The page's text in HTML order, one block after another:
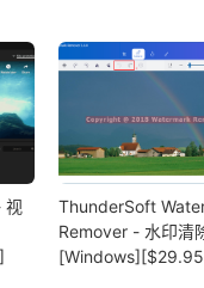
视
ThunderSoft
Remover - 水印清